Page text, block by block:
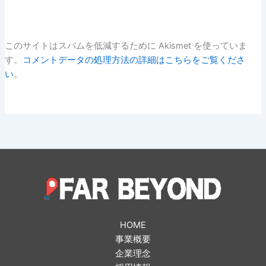
このサイトはスパムを低減するために Akismet を使っていま
す。
コメントデータの処理方法の詳細はこちらをご覧くださ
い。
HOME
事業概要
企業理念